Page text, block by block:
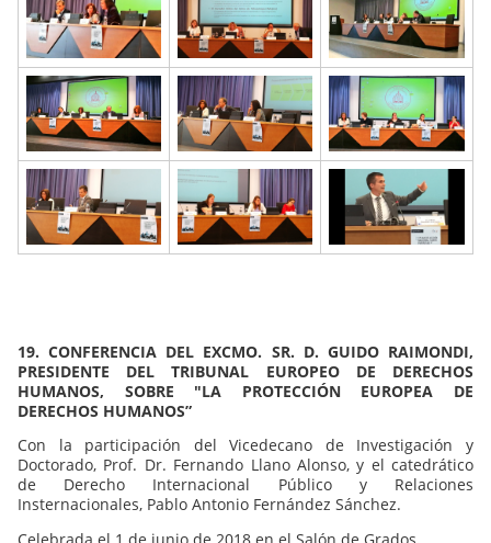
19. CONFERENCIA DEL EXCMO. SR. D. GUIDO RAIMONDI,
PRESIDENTE DEL TRIBUNAL EUROPEO DE DERECHOS
HUMANOS, SOBRE "LA PROTECCIÓN EUROPEA DE
DERECHOS HUMANOS”
Con la participación del Vicedecano de Investigación y
Doctorado, Prof. Dr. Fernando Llano Alonso, y el catedrático
de Derecho Internacional Público y Relaciones
Insternacionales, Pablo Antonio Fernández Sánchez.
Celebrada el 1 de junio de 2018 en el Salón de Grados.